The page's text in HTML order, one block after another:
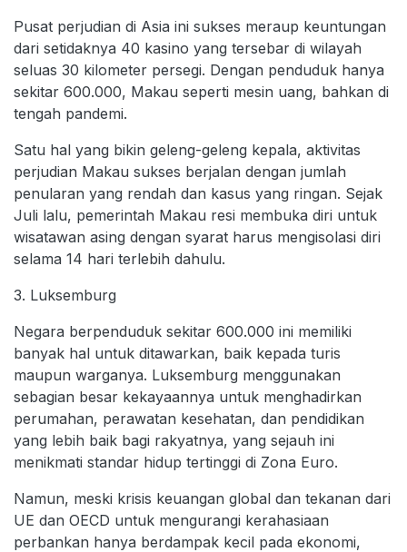
Pusat perjudian di Asia ini sukses meraup keuntungan
dari setidaknya 40 kasino yang tersebar di wilayah
seluas 30 kilometer persegi. Dengan penduduk hanya
sekitar 600.000, Makau seperti mesin uang, bahkan di
tengah pandemi.
Satu hal yang bikin geleng-geleng kepala, aktivitas
perjudian Makau sukses berjalan dengan jumlah
penularan yang rendah dan kasus yang ringan. Sejak
Juli lalu, pemerintah Makau resi membuka diri untuk
wisatawan asing dengan syarat harus mengisolasi diri
selama 14 hari terlebih dahulu.
3. Luksemburg
Negara berpenduduk sekitar 600.000 ini memiliki
banyak hal untuk ditawarkan, baik kepada turis
maupun warganya. Luksemburg menggunakan
sebagian besar kekayaannya untuk menghadirkan
perumahan, perawatan kesehatan, dan pendidikan
yang lebih baik bagi rakyatnya, yang sejauh ini
menikmati standar hidup tertinggi di Zona Euro.
Namun, meski krisis keuangan global dan tekanan dari
UE dan OECD untuk mengurangi kerahasiaan
perbankan hanya berdampak kecil pada ekonomi,